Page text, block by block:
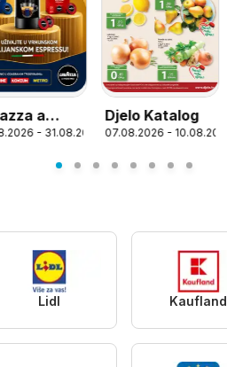
a
mio- 31.08.2026
Djelo Katalog
07.08.2026 - 10.08.2026
Lidl Kaufland